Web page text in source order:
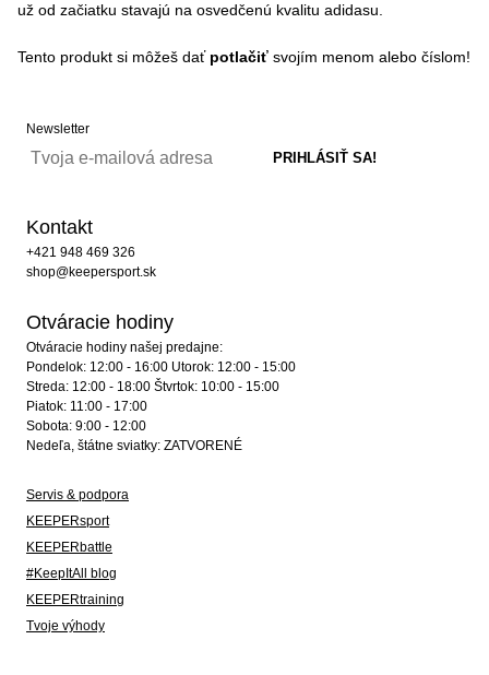
už od začiatku stavajú na osvedčenú kvalitu adidasu.
Tento produkt si môžeš dať potlačiť svojím menom alebo číslom!
Newsletter
Kontakt
+421 948 469 326
shop@keepersport.sk
Otváracie hodiny
Otváracie hodiny našej predajne:
Pondelok: 12:00 - 16:00 Utorok: 12:00 - 15:00
Streda: 12:00 - 18:00 Štvrtok: 10:00 - 15:00
Piatok: 11:00 - 17:00
Sobota: 9:00 - 12:00
Nedeľa, štátne sviatky: ZATVORENÉ
Servis & podpora
KEEPERsport
KEEPERbattle
#KeepItAll blog
KEEPERtraining
Tvoje výhody